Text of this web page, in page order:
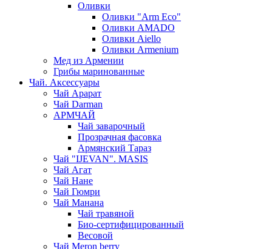
Оливки
Оливки "Arm Eco"
Оливки AMADO
Оливки Aiello
Оливки Armenium
Мед из Армении
Грибы маринованные
Чай. Аксессуары
Чай Арарат
Чай Darman
АРМЧАЙ
Чай заварочный
Прозрачная фасовка
Армянский Тараз
Чай "IJEVAN". MASIS
Чай Агат
Чай Нане
Чай Гюмри
Чай Манана
Чай травяной
Био-сертифицированный
Весовой
Чай Meron berry